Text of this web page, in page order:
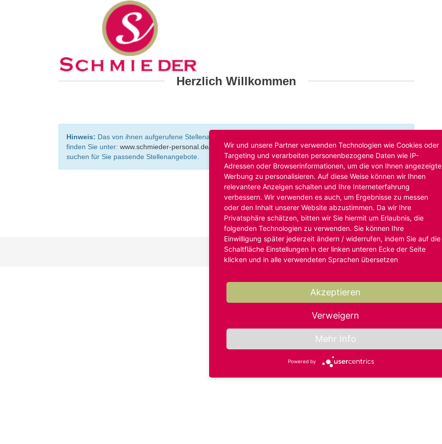
Herzlich Willkommen
Hinweis: Das von ihnen aufgerufene Stellenangebot ist bereits ausgelaufen. Alternative Stellenanzeigen
finden Sie unter: www.schmieder-personal.de/stellenangebote. Oder Sie bewerben sichinitiativund wir
suchen für Sie passende Stellenangebote.
Wir und unsere Partner verwenden Technologien wie Cookies oder
Targeting und verarbeiten personenbezogene Daten wie IP-
Adressen oder Browserinformationen, um die von Ihnen angezeigte
Werbung zu personalisieren. Auf diese Weise können wir Ihnen
relevantere Anzeigen schalten und Ihre Interneterfahrung
verbessern. Wir verwenden es auch, um Ergebnisse zu messen
oder den Inhalt unserer Website abzustimmen. Da wir Ihre
Privatsphäre schätzen, bitten wir Sie hiermit um Erlaubnis, die
folgenden Technologien zu verwenden. Sie können Ihre
Einwilligung später jederzeit ändern / widerrufen, indem Sie auf die
Schaltfläche Einstellungen in der linken unteren Ecke der Seite
klicken und in alle verwendeten Sprachen übersetzen
Akzeptieren
Verweigern
Mehr Info
Powered by